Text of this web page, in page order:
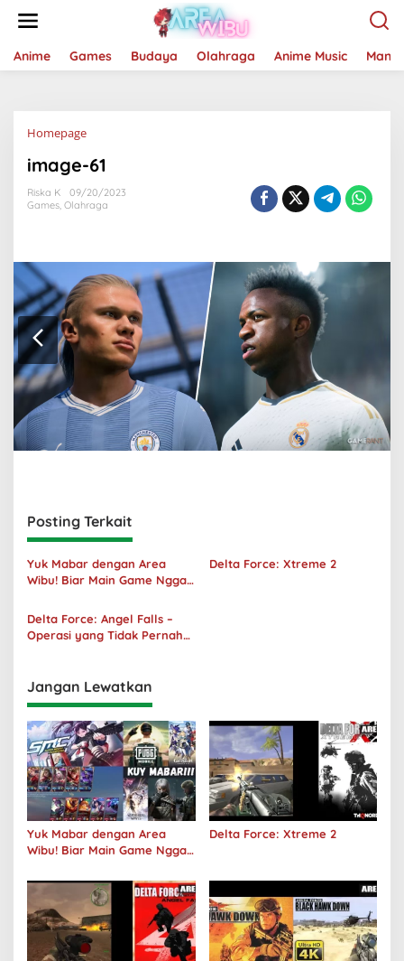
Anime Games Budaya Olahraga Anime Music
HomepageLampiran
image-61
Riska K
09/20/2023
Games, Olahraga
Posting Terkait
Yuk Mabar dengan Area
Wibu! Biar Main Game Nggak
Delta Force: Xtreme 2
Delta Force: Angel Falls –
Operasi yang Tidak Pernah
Jangan Lewatkan
Yuk Mabar dengan Area
Wibu! Biar Main Game Nggak
Delta Force: Xtreme 2